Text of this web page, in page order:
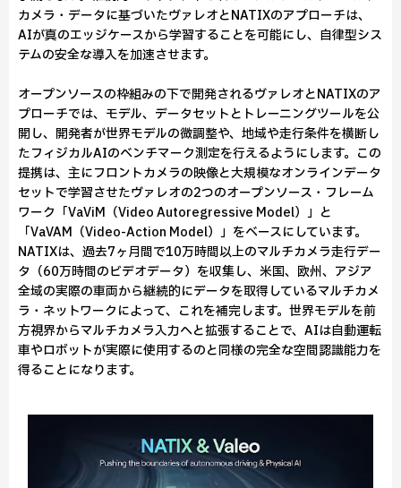
カメラ・データに基づいたヴァレオとNATIXのアプローチは、
AIが真のエッジケースから学習することを可能にし、自律型シス
テムの安全な導入を加速させます。
オープンソースの枠組みの下で開発されるヴァレオとNATIXのア
プローチでは、モデル、データセットとトレーニングツールを公
開し、開発者が世界モデルの微調整や、地域や走行条件を横断し
たフィジカルAIのベンチマーク測定を行えるようにします。この
提携は、主にフロントカメラの映像と大規模なオンラインデータ
セットで学習させたヴァレオの2つのオープンソース・フレーム
ワーク「VaViM（Video Autoregressive Model）」と
「VaVAM（Video-Action Model）」をベースにしています。
NATIXは、過去7ヶ月間で10万時間以上のマルチカメラ走行デー
タ（60万時間のビデオデータ）を収集し、米国、欧州、アジア
全域の実際の車両から継続的にデータを取得しているマルチカメ
ラ・ネットワークによって、これを補完します。世界モデルを前
方視界からマルチカメラ入力へと拡張することで、AIは自動運転
車やロボットが実際に使用するのと同様の完全な空間認識能力を
得ることになります。